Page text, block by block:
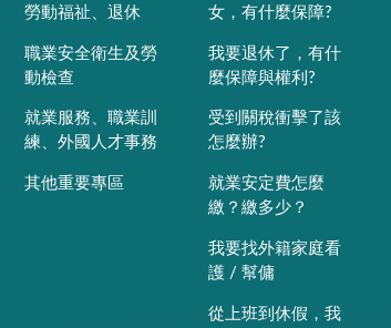
勞動福祉、退休
職業安全衛生及勞
動檢查
就業服務、職業訓
練、外國人才事務
其他重要專區
女，有什麼保障?
我要退休了，有什
麼保障與權利?
受到關稅衝擊了該
怎麼辦?
就業安定費怎麼
繳？繳多少？
我要找外籍家庭看
護 / 幫傭
從上班到休假，我